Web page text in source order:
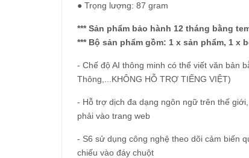
● Trọng lượng: 87 gram
*** Sản phẩm bảo hành 12 tháng bằng
*** Bộ sản phẩm gồm: 1 x sản phẩm, 1 x
- Chế độ AI thông minh có thể viết văn bản
Thông,...KHÔNG HỖ TRỢ TIẾNG VIỆT)
- Hỗ trợ dịch đa dạng ngôn ngữ trên thế
phải vào trang web
- S6 sử dụng công nghệ theo dõi cảm biến
chiếu vào đáy chuột